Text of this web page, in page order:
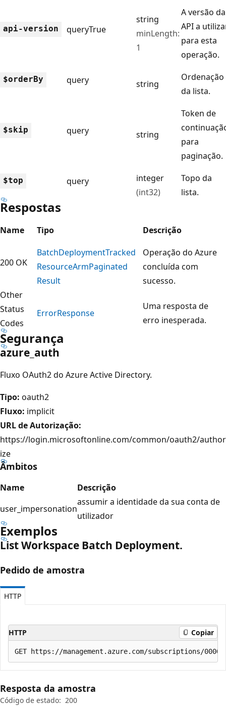
api-version queryTrue
string
minLength:
1
A versão da
API a
para esta
operação.
$orderBy query string
Ordenação
da lista.
$skip query string
Token de
para
paginação.
$top query
integer
(int32)
Topo da
lista.
Respostas
Name Tipo Descrição
200 OK
BatchDeploymentTracked
ResourceArmPaginated
Result
Operação do Azure
concluída com
sucesso.
Other
Status
Codes
ErrorResponse
Uma resposta de
erro inesperada.
Segurança
azure_auth
Fluxo OAuth2 do Azure Active Directory.
Tipo: oauth2
Fluxo: implicit
URL de Autorização:
https://login.microsoftonline.com/common/oauth2/author
ize
Âmbitos
Name
Descrição
user_impersonation
assumir a identidade da sua conta de
utilizador
Exemplos
List Workspace Batch Deployment.
Pedido de amostra
HTTP
HTTP Copiar
Resposta da amostra
Código de estado: 200